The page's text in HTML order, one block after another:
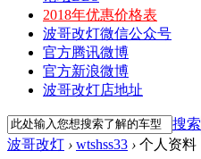
2018年优惠价格表
波哥改灯微信公众号
官方腾讯微博
官方新浪微博
波哥改灯店地址
搜索
波哥改灯 › wtshss33 › 个人资料